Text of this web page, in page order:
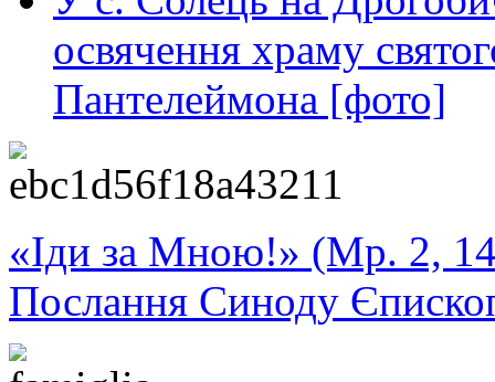
освячення храму
Пантелеймона [фото]
«Іди за Мною!» (Мр. 2,
Послання Синоду